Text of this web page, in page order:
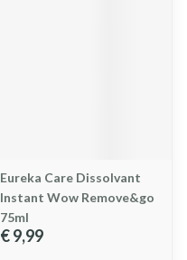
Eureka Care Dissolvant
Instant Wow Remove&go
75ml
€ 9,99